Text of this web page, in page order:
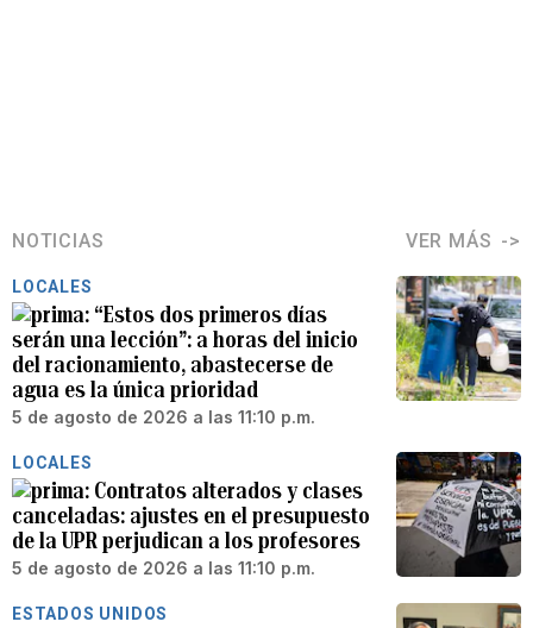
NOTICIAS VER MÁS
LOCALES
“Estos dos primeros días
serán una lección”: a horas del inicio
del racionamiento, abastecerse de
agua es la única prioridad
5 de agosto de 2026 a las 11:10 p.m.
LOCALES
Contratos alterados y clases
canceladas: ajustes en el presupuesto
de la UPR perjudican a los profesores
5 de agosto de 2026 a las 11:10 p.m.
ESTADOS UNIDOS